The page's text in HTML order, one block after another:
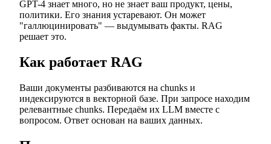
GPT-4 знает много, но не знает ваш продукт, цены,
политики. Его знания устаревают. Он может
"галлюцинировать" — выдумывать факты. RAG
решает это.
Как работает RAG
Ваши документы разбиваются на chunks и
индексируются в векторной базе. При запросе находим
релевантные chunks. Передаём их LLM вместе с
вопросом. Ответ основан на ваших данных.